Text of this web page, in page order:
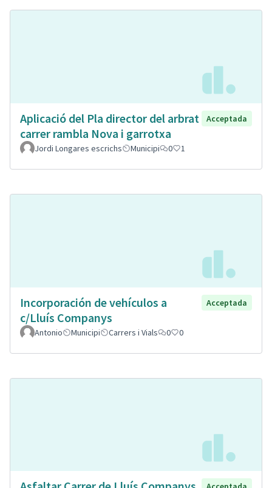
Aplicació del Pla director del arbrat
carrer rambla Nova i garrotxa
Acceptada
Jordi Longares escrichs Municipi 0 1
Incorporación de vehículos a
c/Lluís Companys
Acceptada
Antonio Municipi Carrers i Vials 0 0